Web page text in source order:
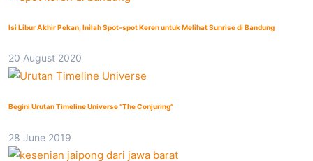
Isi Libur Akhir Pekan, Inilah Spot-spot Keren untuk Melihat Sunrise di Bandung
20 August 2020
Begini Urutan Timeline Universe “The Conjuring”
28 June 2019